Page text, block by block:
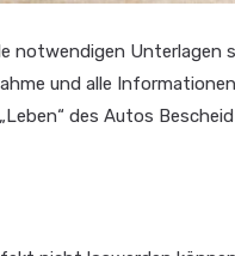
notwendigen
und alle
des Autos